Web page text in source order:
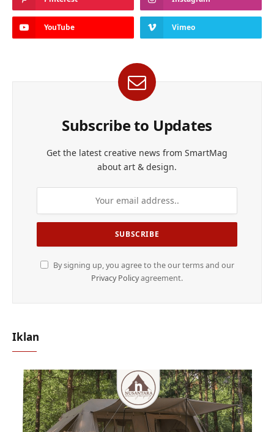
YouTube Vimeo
Subscribe to Updates
Get the latest creative news from SmartMag
about art & design.
By signing up, you agree to the our terms and our
Privacy Policyagreement.
Iklan